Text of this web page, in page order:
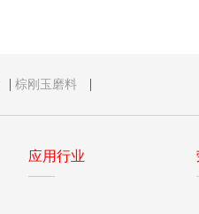
| 棕刚玉磨料 |
应用行业